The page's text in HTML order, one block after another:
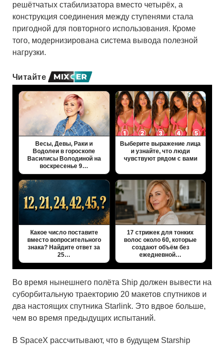
решётчатых стабилизатора вместо четырёх, а
конструкция соединения между ступенями стала
пригодной для повторного использования. Кроме
того, модернизирована система вывода полезной
нагрузки.
Читайте
Весы, Девы, Раки и
Водолеи в гороскопе
Василисы Володиной на
воскресенье 9…
Выберите выражение лица
и узнайте, что люди
чувствуют рядом с вами
Какое число поставите
вместо вопросительного
знака? Найдите ответ за
25…
17 стрижек для тонких
волос около 60, которые
создают объём без
ежедневной…
Во время нынешнего полёта Ship должен вывести на
суборбитальную траекторию 20 макетов спутников и
два настоящих спутника Starlink. Это вдвое больше,
чем во время предыдущих испытаний.
В SpaceX рассчитывают, что в будущем Starship